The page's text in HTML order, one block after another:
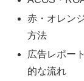
赤・オレン
方法
広告レポー
的な流れ